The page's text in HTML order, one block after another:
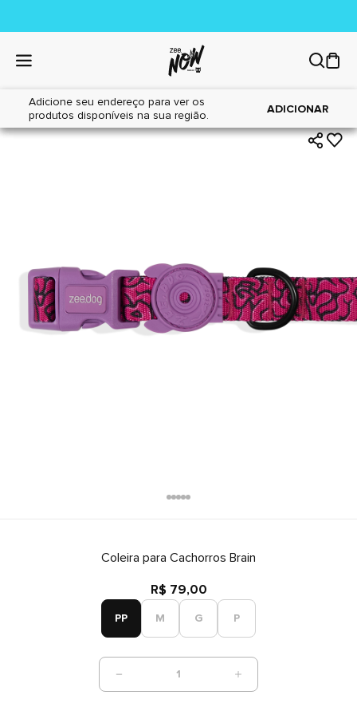
Adicione seu endereço para ver os
produtos disponíveis na sua região.
ADICIONAR
Home|Cães|Acessórios
Coleira para Cachorros Brain
R$ 79,00
PP M G P
1